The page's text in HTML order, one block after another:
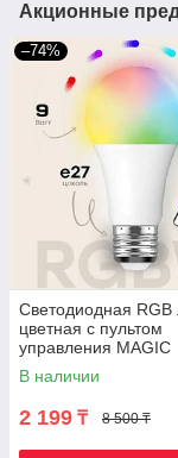
Акционные
–74%
Светодиодная
цветная с пультом
управления MAGIC
LIGHTING (Е27 / 9W)
В наличии
2 199 ₸ 8 500 ₸